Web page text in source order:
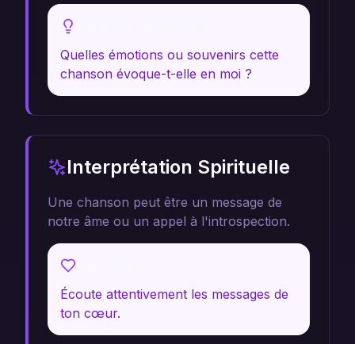
Quelles émotions ou souvenirs cette
chanson évoque-t-elle en moi ?
Interprétation Spirituelle
Une chanson peut être un message de
notre âme ou un appel à l'introspection.
Écoute attentivement les messages de
ton cœur.